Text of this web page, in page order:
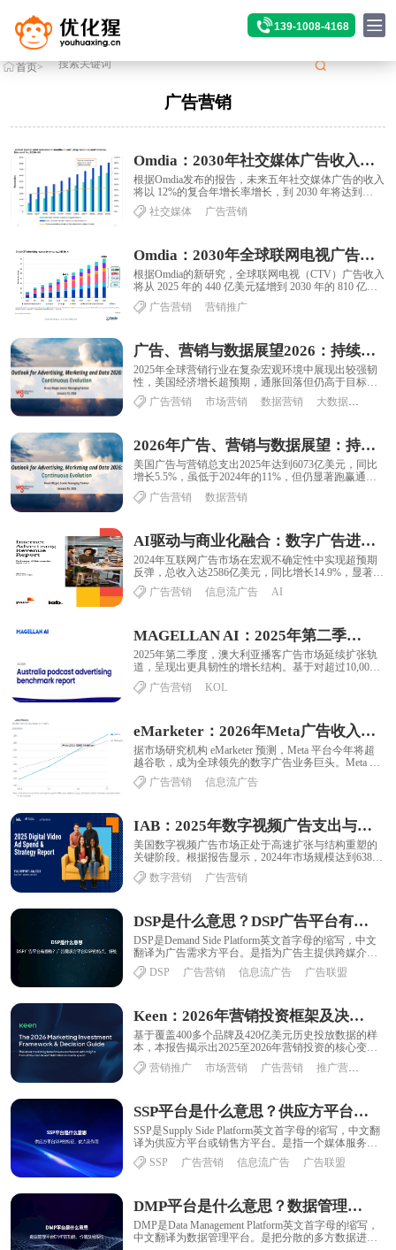
139-1008-4168
首页> 标签>广告营销
广告营销
Omdia：2030年社交媒体广告收入将达到6400 亿美元
根据Omdia发布的报告，未来五年社交媒体广告的收入
将以 12%的复合年增长率增长，到 2030 年将达到
6400 亿美元。在同一时期，社......
社交媒体 广告营销
Omdia：2030年全球联网电视广告收入将达到810亿美元
根据Omdia的新研究，全球联网电视（CTV）广告收入
将从 2025 年的 440 亿美元猛增到 2030 年的 810 亿美
元，预计到 2......
广告营销 营销推广
广告、营销与数据展望2026：持续进化
2025年全球营销行业在复杂宏观环境中展现出较强韧
性，美国经济增长超预期，通胀回落但仍高于目标区
间，货币政策逐步宽松，市场进入温和复苏阶段。......
广告营销 市场营销 数据营销 大数据营销
2026年广告、营销与数据展望：持续演化
美国广告与营销总支出2025年达到6073亿美元，同比
增长5.5%，虽低于2024年的11%，但仍显著跑赢通胀
水平。数字营销继续成为核心增长......
广告营销 数据营销
AI驱动与商业化融合：数字广告进入新周期
2024年互联网广告市场在宏观不确定性中实现超预期
反弹，总收入达2586亿美元，同比增长14.9%，显著高
于2023年的7.3% 。从长期趋......
广告营销 信息流广告 AI
MAGELLAN AI：2025年第二季度澳大利亚播客广告基准报告
2025年第二季度，澳大利亚播客广告市场延续扩张轨
道，呈现出更具韧性的增长结构。基于对超过10,000
期播客节目的监测数据，整体广告支出同比......
广告营销 KOL
eMarketer：2026年Meta广告收入2434.6亿美元首超谷歌
据市场研究机构 eMarketer 预测，Meta 平台今年将超
越谷歌，成为全球领先的数字广告业务巨头。Meta 平
台（META）预计将超越......
广告营销 信息流广告
IAB：2025年数字视频广告支出与战略报告
美国数字视频广告市场正处于高速扩张与结构重塑的
关键阶段。根据报告显示，2024年市场规模达到638亿
美元，同比增长18%，预计2025年将进......
数字营销 广告营销
DSP是什么意思？DSP广告平台有哪些？广告需求方平台DSP的特点、好处
DSP是Demand Side Platform英文首字母的缩写，中文
翻译为广告需求方平台。是指为广告主提供跨媒介、
跨平台、跨终端的的广告投......
DSP 广告营销 信息流广告 广告联盟
Keen：2026年营销投资框架及决策指南
基于覆盖400多个品牌及420亿美元历史投放数据的样
本，本报告揭示出2025至2026年营销投资的核心变化
并非预算收缩，而是结构性重构。 数......
营销推广 市场营销 广告营销 推广营销
SSP平台是什么意思？供应方平台SSP的特征、优点及作用
SSP是Supply Side Platform英文首字母的缩写，中文翻
译为供应方平台或销售方平台。是指一个媒体服务平
台，该平台通过人群定向......
SSP 广告营销 信息流广告 广告联盟
DMP平台是什么意思？数据管理平台DMP的功能、价值及局限性
DMP是Data Management Platform英文首字母的缩写，
中文翻译为数据管理平台。是把分散的多方数据进行